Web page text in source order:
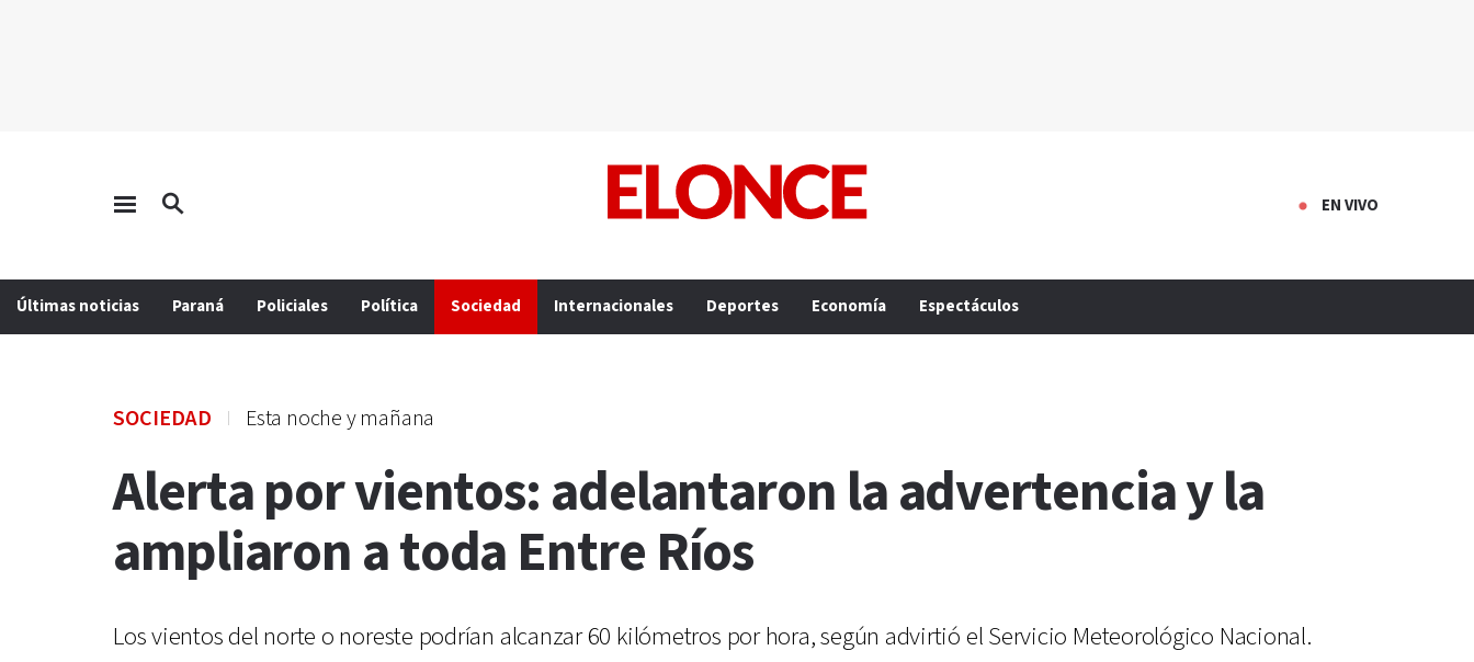
EN VIVO
Últimas noticias Paraná Policiales Política Sociedad Internacionales Deportes Economía Espectáculos
SOCIEDAD Esta noche y mañana
Alerta por vientos: adelantaron la advertencia y la
ampliaron a toda Entre Ríos
Los vientos del norte o noreste podrían alcanzar 60 kilómetros por hora, según advirtió el Servicio Meteorológico Nacional.